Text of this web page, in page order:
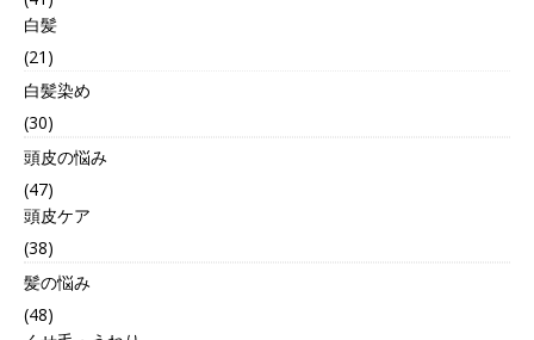
白髪
(21)
白髪染め
(30)
頭皮の悩み
(47)
頭皮ケア
(38)
髪の悩み
(48)